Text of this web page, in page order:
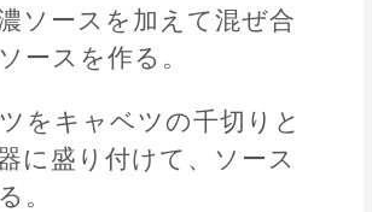
ソースを加えて混ぜ合
ースを作る。
をキャベツの千切りと
に盛り付けて、ソース
。